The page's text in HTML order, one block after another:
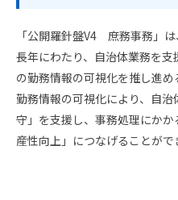
「公開羅針盤V4 庶務事務」
長年にわたり、自治体業務を
の勤務情報の可視化を推し進め
勤務情報の可視化により、自
守」を支援し、事務処理にか
産性向上」につなげることがで